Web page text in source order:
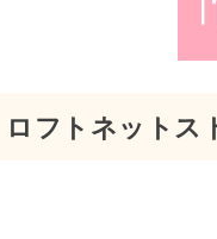
ロフトネットス